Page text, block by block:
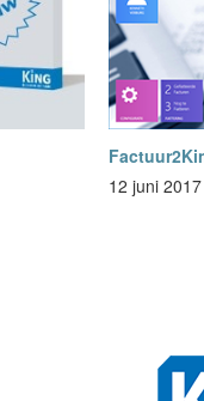
12 juni 2017